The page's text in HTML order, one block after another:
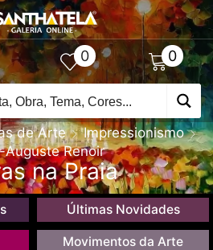
0 0
de Arte
Impressionismo
Auguste Renoir
na Praia
Últimas Novidades
Movimentos da Arte